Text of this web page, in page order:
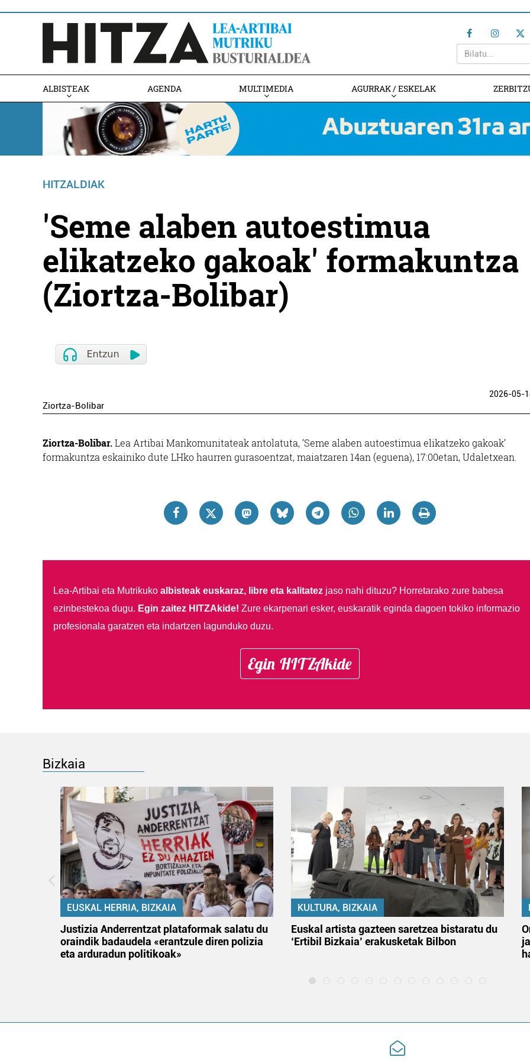
ALBISTEAK AGENDA MULTIMEDIA AGURRAK / ESKELAK
HITZALDIAK
'Seme alaben autoestimua
elikatzeko gakoak' formakuntza
(Ziortza-Bolibar)
Ziortza-Bolibar
2026-05-
Ziortza-Bolibar.Lea Artibai Mankomunitateak antolatuta, ‘Seme alaben autoestimua elikatzeko gakoak’
formakuntza eskainiko dute LHko haurren gurasoentzat, maiatzaren 14an (eguena), 17:00etan, Udaletxean.
Lea-Artibai eta Mutrikuko albisteak euskaraz, libre eta kalitatezjaso nahi dituzu? Horretarako zure babesa
ezinbestekoa dugu. Egin zaitez HITZAkide! Zure ekarpenari esker, euskaratik eginda dagoen tokiko informazio
profesionala garatzen eta indartzen lagunduko duzu.
Egin HITZAkide
Bizkaia
EUSKAL HERRIA, BIZKAIA
Justizia Anderrentzat plataformak salatu du
oraindik badaudela «erantzule diren polizia
eta arduradun politikoak»
KULTURA, BIZKAIA
Euskal artista gazteen saretzea bistaratu du
‘Ertibil Bizkaia’ erakusketak Bilbon